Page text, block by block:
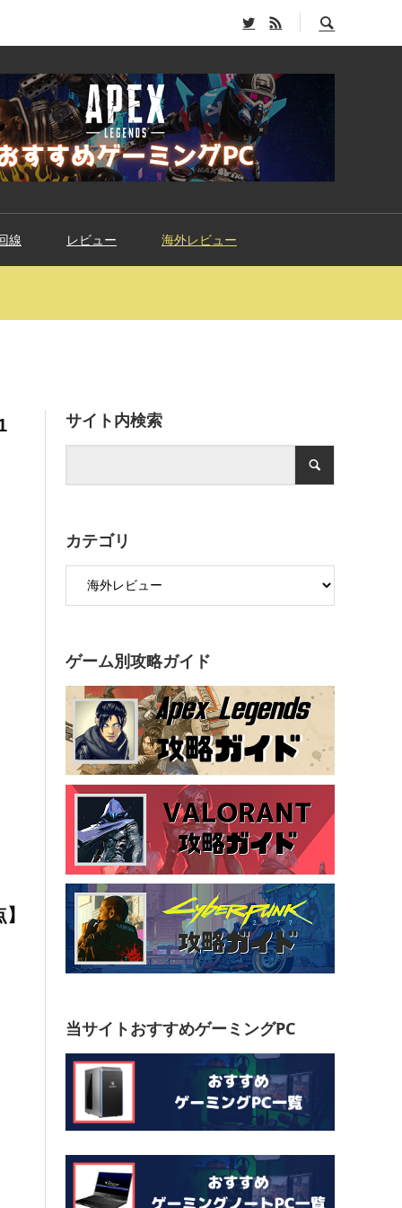
線 レビュー 海外レビュー
サイト内検索
カテゴリ
ゲーム別攻略ガイド
当サイトおすすめゲーミングPC